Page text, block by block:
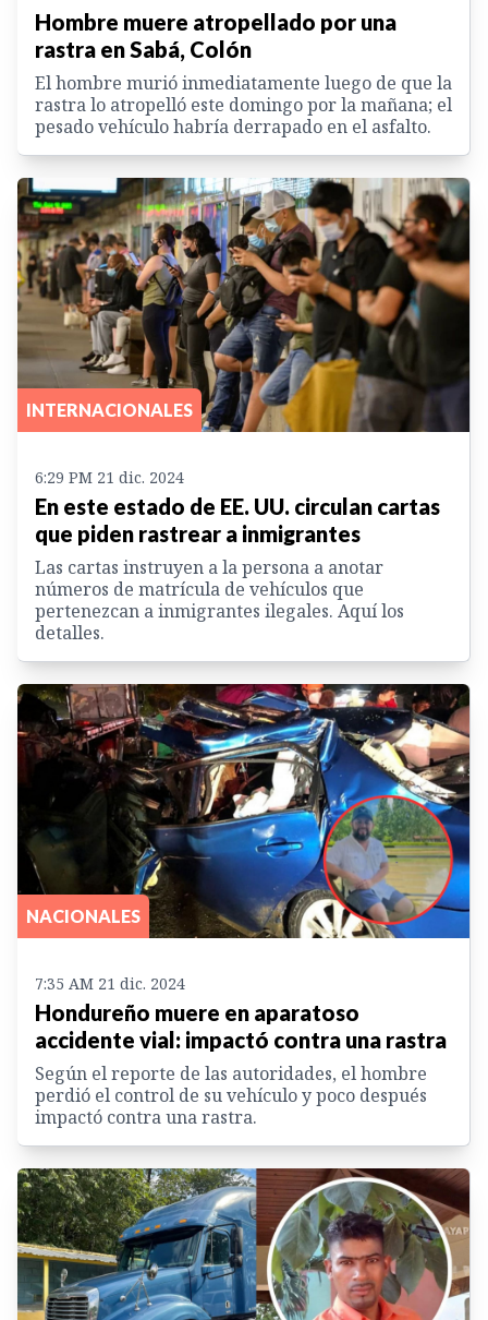
Hombre muere atropellado por una
rastra en Sabá, Colón
El hombre murió inmediatamente luego de que la
rastra lo atropelló este domingo por la mañana; el
pesado vehículo habría derrapado en el asfalto.
INTERNACIONALES
6:29 PM 21 dic. 2024
En este estado de EE. UU. circulan cartas
que piden rastrear a inmigrantes
Las cartas instruyen a la persona a anotar
números de matrícula de vehículos que
pertenezcan a inmigrantes ilegales. Aquí los
detalles.
NACIONALES
7:35 AM 21 dic. 2024
Hondureño muere en aparatoso
accidente vial: impactó contra una rastra
Según el reporte de las autoridades, el hombre
perdió el control de su vehículo y poco después
impactó contra una rastra.